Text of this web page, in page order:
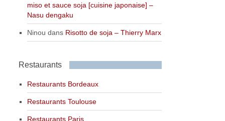
miso et sauce soja [cuisine japonaise] –
Nasu dengaku
Ninou dans Risotto de soja – Thierry Marx
Restaurants
Restaurants Bordeaux
Restaurants Toulouse
Restaurants Paris